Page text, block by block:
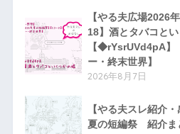
【やる夫広場2026
18】酒とタバコと
【◆rYsrUVd4pA】
ー・終末世界】
2026年8月7日
【やる夫スレ紹介
夏の短編祭 紹介ま